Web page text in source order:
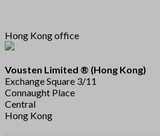
Hong Kong office
Vousten Limited ® (Hong Kong)
Exchange Square 3/11
Connaught Place
Central
Hong Kong